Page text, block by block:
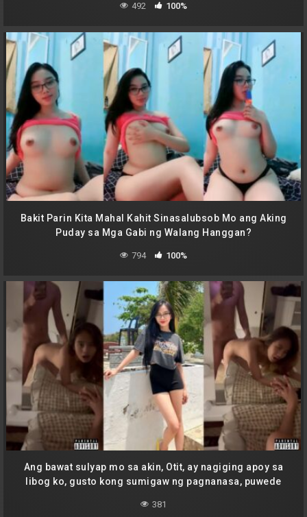
492 100%
Bakit Parin Kita Mahal Kahit Sinasalubsob Mo ang Aking
Puday sa Mga Gabi ng Walang Hanggan?
794 100%
Ang bawat sulyap mo sa akin, Otit, ay nagiging apoy sa
libog ko, gusto kong sumigaw ng pagnanasa, puwede
bilat?
381